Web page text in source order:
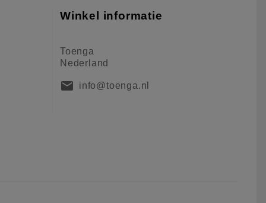
Winkel informatie
Toenga
Nederland
mail info@toenga.nl